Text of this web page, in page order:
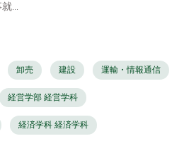
...
卸売 建設 運輸・情報通信
経営学部 経営学科
経済学科 経済学科